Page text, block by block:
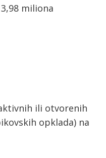
miliona
ili otvorenih
opklada) na